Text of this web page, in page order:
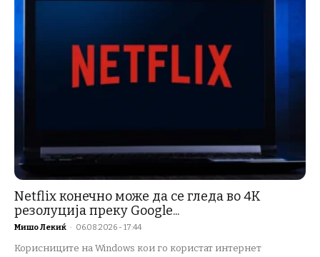
Netflix конечно може да се гледа во 4K
резолуција преку Google...
Мишо Лекиќ - 06.08.2026 - 17:44
Корисниците на Windows кои го користат интернет